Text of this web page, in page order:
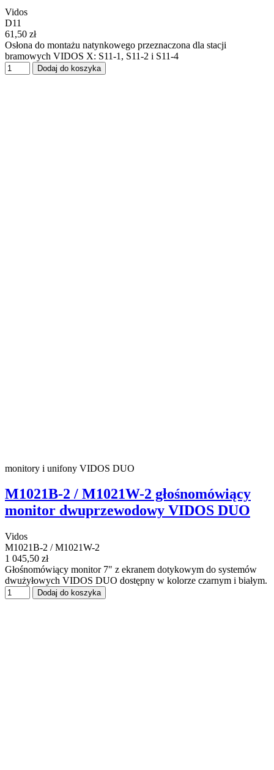
Vidos
D11
61,50 zł
Osłona do montażu natynkowego przeznaczona dla stacji
bramowych VIDOS X: S11-1, S11-2 i S11-4
Dodaj do koszyka
monitory i unifony VIDOS DUO
M1021B-2 / M1021W-2 głośnomówiący
monitor dwuprzewodowy VIDOS DUO
Vidos
M1021B-2 / M1021W-2
1 045,50 zł
Głośnomówiący monitor 7" z ekranem dotykowym do systemów
dwużyłowych VIDOS DUO dostępny w kolorze czarnym i białym.
Dodaj do koszyka